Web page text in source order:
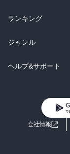
雑誌・グラビア
BL・TL
ラノベ
雑誌・グラビア
BL・TL
総合
ラノベ
雑誌・グラビア
ランキング
総合
ラノベ
ジャンル
コミック
ライトノベル
ヘルプ&サポート
よくあるご質問
会社情報